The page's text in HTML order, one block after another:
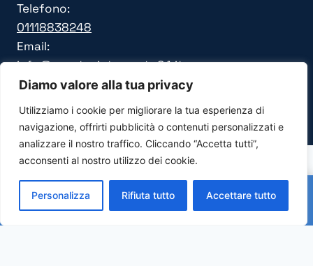
Diamo valore alla tua privacy
Utilizziamo i cookie per migliorare la tua esperienza di
navigazione, offrirti pubblicità o contenuti personalizzati e
analizzare il nostro traffico. Cliccando “Accetta tutti”,
acconsenti al nostro utilizzo dei cookie.
Personalizza Rifiuta tutto Accettare tutto
CHIAMA: 01118838248
Telefono:
01118838248
Email:
info@pronto-intervento24.it
Disponibilita
24/7 - Sempre operativi
Copyright Direct24 Web Advertising LTD . - All
Rights Reserved | Company Number 663757 | E-
mail:info@pronto-intervento24.it